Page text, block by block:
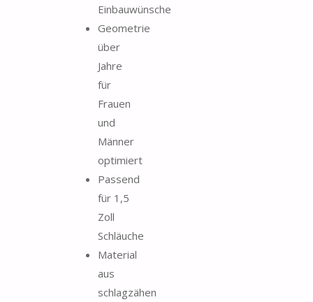
Einbauwünsche
Geometrie
über
Jahre
für
Frauen
und
Männer
optimiert
Passend
für 1,5
Zoll
Schläuche
Material
aus
schlagzähen